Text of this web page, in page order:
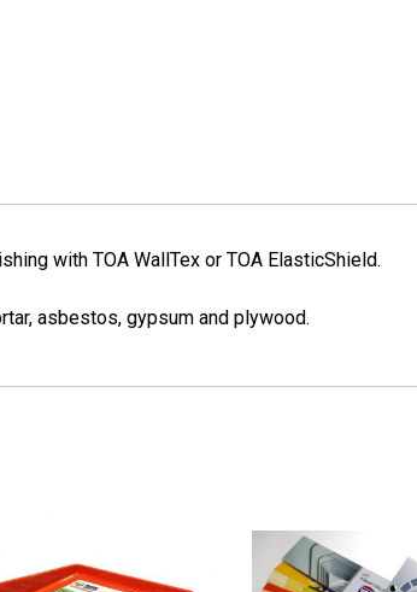
with TOA WallTex or TOA ElasticShield.
asbestos, gypsum and plywood.